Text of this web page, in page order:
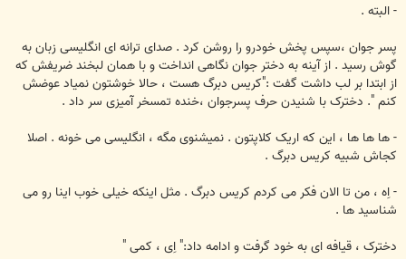
- البته .
پسر جوان ،سپس پخش خودرو را روشن کرد . صدای ترانه ای انگلیسی زبان به
گوش رسید . از آینه به دختر جوان نگاهی انداخت و با همان لبخند ضریفش که
از ابتدا بر لب داشت گفت :"کریس دبرگ هست ، حالا خوشتون نمیاد عوضش
کنم ". دخترک با شنیدن حرف پسرجوان ،خنده تمسخر آمیزی سر داد .
- ها ها ها ، این که اریک کلاپتون . نمیشنوی مگه ، انگلیسی می خونه . اصلا
کجاش شبیه کریس دبرگ .
- اِه ، من تا الان فکر می کردم کریس دبرگ . مثل اینکه خیلی خوب اینا رو می
شناسید ها .
دخترک ، قیافه ای به خود گرفت و ادامه داد:" اِی ، کمی "